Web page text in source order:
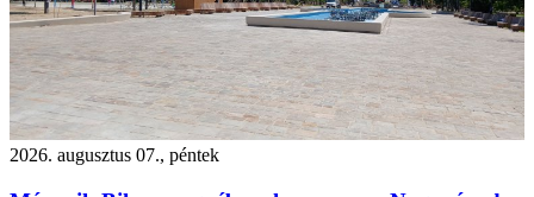
2026. augusztus 07., péntek